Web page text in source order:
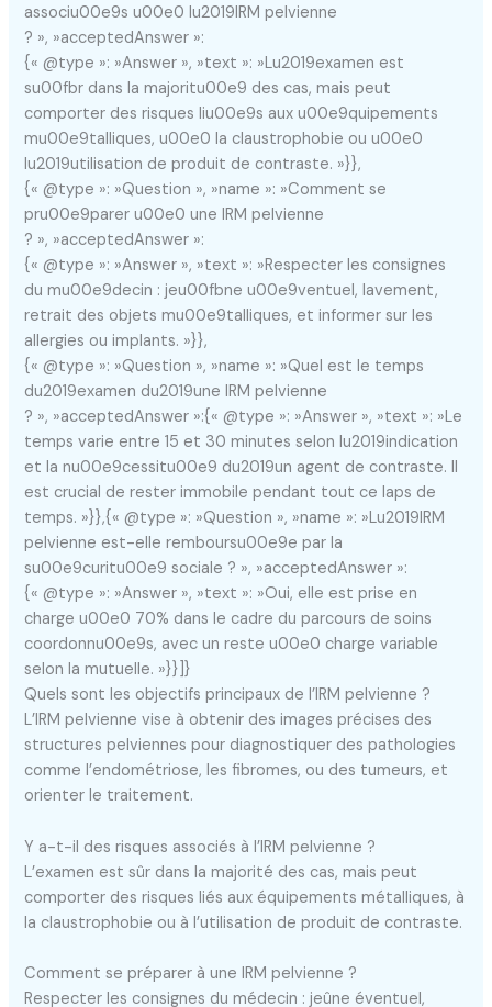
associu00e9s u00e0 lu2019IRM pelvienne
? », »acceptedAnswer »:
{« @type »: »Answer », »text »: »Lu2019examen est
su00fbr dans la majoritu00e9 des cas, mais peut
comporter des risques liu00e9s aux u00e9quipements
mu00e9talliques, u00e0 la claustrophobie ou u00e0
lu2019utilisation de produit de contraste. »}},
{« @type »: »Question », »name »: »Comment se
pru00e9parer u00e0 une IRM pelvienne
? », »acceptedAnswer »:
{« @type »: »Answer », »text »: »Respecter les consignes
du mu00e9decin : jeu00fbne u00e9ventuel, lavement,
retrait des objets mu00e9talliques, et informer sur les
allergies ou implants. »}},
{« @type »: »Question », »name »: »Quel est le temps
du2019examen du2019une IRM pelvienne
? », »acceptedAnswer »:{« @type »: »Answer », »text »: »Le
temps varie entre 15 et 30 minutes selon lu2019indication
et la nu00e9cessitu00e9 du2019un agent de contraste. Il
est crucial de rester immobile pendant tout ce laps de
temps. »}},{« @type »: »Question », »name »: »Lu2019IRM
pelvienne est-elle remboursu00e9e par la
su00e9curitu00e9 sociale ? », »acceptedAnswer »:
{« @type »: »Answer », »text »: »Oui, elle est prise en
charge u00e0 70% dans le cadre du parcours de soins
coordonnu00e9s, avec un reste u00e0 charge variable
selon la mutuelle. »}}]}
Quels sont les objectifs principaux de l’IRM pelvienne ?
L’IRM pelvienne vise à obtenir des images précises des
structures pelviennes pour diagnostiquer des pathologies
comme l’endométriose, les fibromes, ou des tumeurs, et
orienter le traitement.
Y a-t-il des risques associés à l’IRM pelvienne ?
L’examen est sûr dans la majorité des cas, mais peut
comporter des risques liés aux équipements métalliques, à
la claustrophobie ou à l’utilisation de produit de contraste.
Comment se préparer à une IRM pelvienne ?
Respecter les consignes du médecin : jeûne éventuel,